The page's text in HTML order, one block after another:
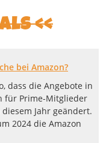
bei Amazon?
dass die Angebote in
für Prime-Mitglieder
Jahr geändert.
2024 die Amazon